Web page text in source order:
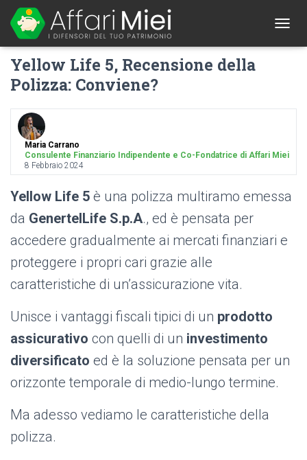
O
N
I
A
I
Yellow Life 5, Recensione della
Polizza: Conviene?
Maria Carrano
Consulente Finanziario Indipendente e Co-Fondatrice di Affari Miei
8 Febbraio 2024
Yellow Life 5 è una polizza multiramo emessa
da GenertelLife S.p.A., ed è pensata per
accedere gradualmente ai mercati finanziari e
proteggere i propri cari grazie alle
caratteristiche di un’assicurazione vita.
Unisce i vantaggi fiscali tipici di un prodotto
assicurativo con quelli di un investimento
diversificato ed è la soluzione pensata per un
orizzonte temporale di medio-lungo termine.
Ma adesso vediamo le caratteristiche della
polizza.